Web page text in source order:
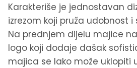
Karakteriše je jednostavan
izrezom koji pruža udobnost
Na prednjem dijelu majice
logo koji dodaje dašak
majica se lako može uklopiti